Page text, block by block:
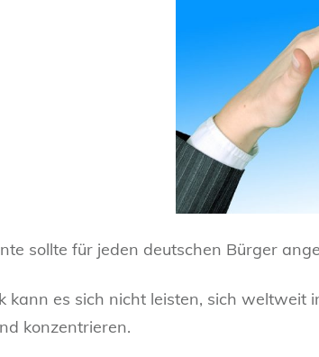
sollte für jeden deutschen Bürger
kann es sich nicht leisten, sich
konzentrieren.